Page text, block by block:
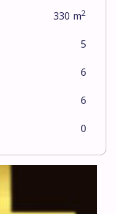
330 m2
5
6
6
0